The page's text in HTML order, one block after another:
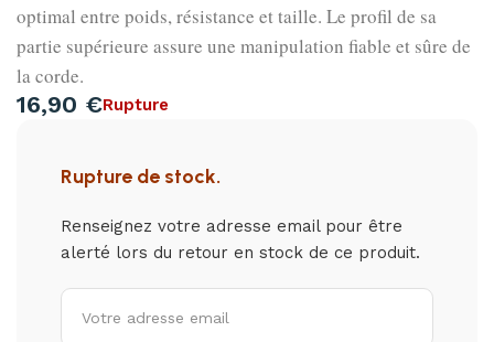
optimal entre poids, résistance et taille. Le profil de sa
partie supérieure assure une manipulation fiable et sûre de
la corde.
16,90 €Rupture
Rupture de stock.
Renseignez votre adresse email pour être
alerté lors du retour en stock de ce produit.